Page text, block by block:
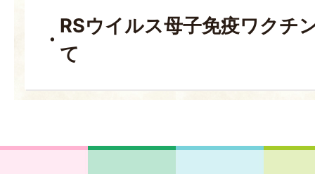
RSウイルス母子免疫ワクチ
て